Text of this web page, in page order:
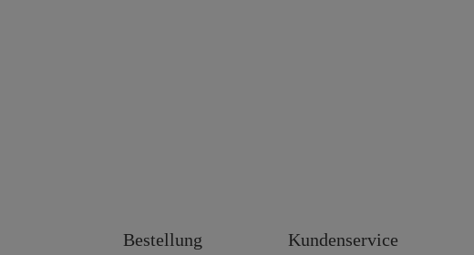
Bestellung Kundenservice